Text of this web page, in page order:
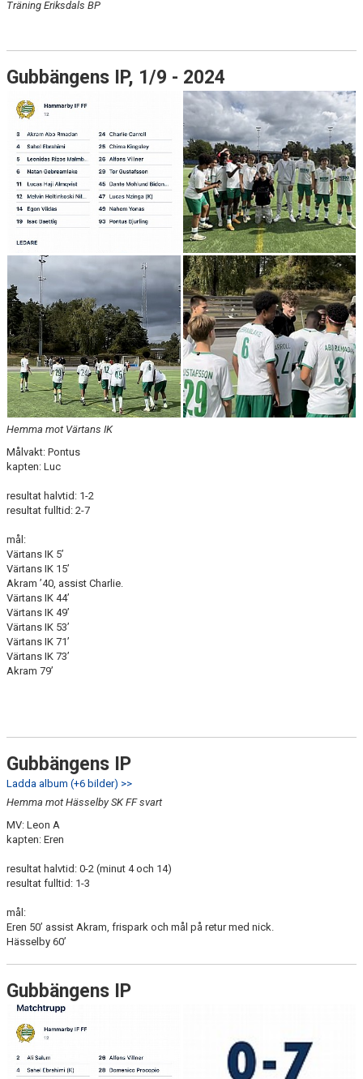
Träning Eriksdals BP
Gubbängens IP, 1/9 - 2024
Hemma mot Värtans IK
Målvakt: Pontus
kapten: Luc
resultat halvtid: 1-2
resultat fulltid: 2-7
mål:
Värtans IK 5’
Värtans IK 15’
Akram ’40, assist Charlie.
Värtans IK 44’
Värtans IK 49’
Värtans IK 53’
Värtans IK 71’
Värtans IK 73’
Akram 79’
Gubbängens IP
Ladda album (+6 bilder) >>
Hemma mot Hässelby SK FF svart
MV: Leon A
kapten: Eren
resultat halvtid: 0-2 (minut 4 och 14)
resultat fulltid: 1-3
mål:
Eren 50’ assist Akram, frispark och mål på retur med nick.
Hässelby 60’
Gubbängens IP